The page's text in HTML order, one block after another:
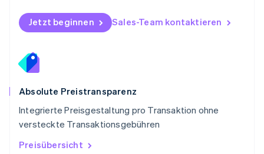
Jetzt beginnen Sales-Team kontaktieren
Absolute Preistransparenz
Integrierte Preisgestaltung pro Transaktion ohne
versteckte Transaktionsgebühren
Preisübersicht
Schweden
Svenska English
Deutsch
Singapur
English
Slowakei
Slowenien
EnglishItaliano
Sonderverwaltungsregion Hongkong,